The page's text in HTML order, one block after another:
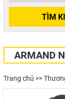
ARMAND
Trang chủ >>